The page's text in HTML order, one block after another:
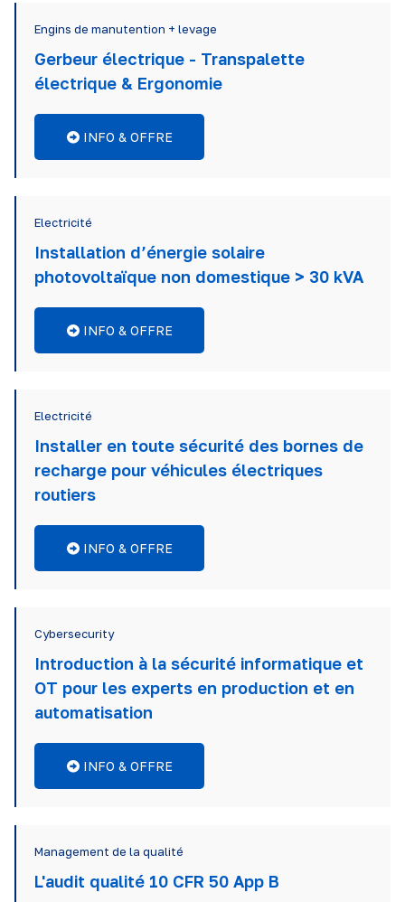
Engins de manutention + levage
Gerbeur électrique - Transpalette
électrique & Ergonomie
INFO & OFFRE
Electricité
Installation d’énergie solaire
photovoltaïque non domestique > 30 kVA
INFO & OFFRE
Electricité
Installer en toute sécurité des bornes de
recharge pour véhicules électriques
routiers
INFO & OFFRE
Cybersecurity
Introduction à la sécurité informatique et
OT pour les experts en production et en
automatisation
INFO & OFFRE
Management de la qualité
L'audit qualité 10 CFR 50 App B